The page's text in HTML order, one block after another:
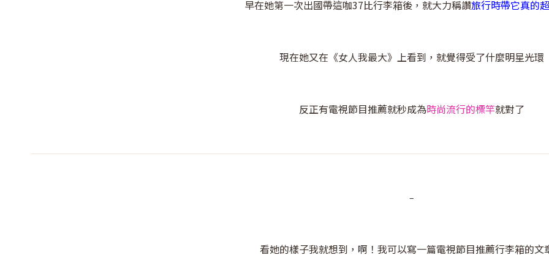
早在她第一次出國帶這咖37比行李箱後，就大力稱讚旅行時帶它真的
現在她又在《女人我最大》上看到，就覺得受了什麼明星光環
反正有電視節目推薦就秒成為時尚流行的標竿就對了
–
看她的樣子我就想到，啊！我可以寫一篇電視節目推薦行李箱的文